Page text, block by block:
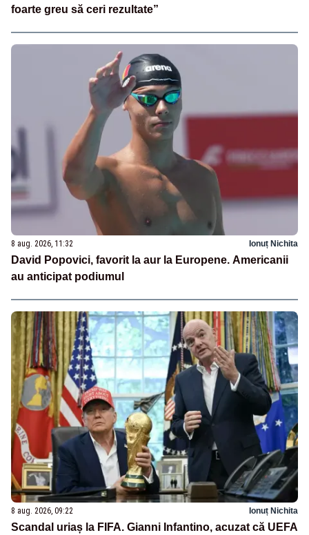
foarte greu să ceri rezultate”
8 aug. 2026, 11:32 Ionuț Nichita
David Popovici, favorit la aur la Europene. Americanii
au anticipat podiumul
8 aug. 2026, 09:22 Ionuț Nichita
Scandal uriaș la FIFA. Gianni Infantino, acuzat că UEFA